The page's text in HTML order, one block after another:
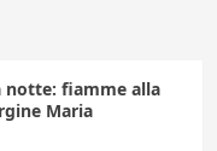
notte: fiamme alla
Maria